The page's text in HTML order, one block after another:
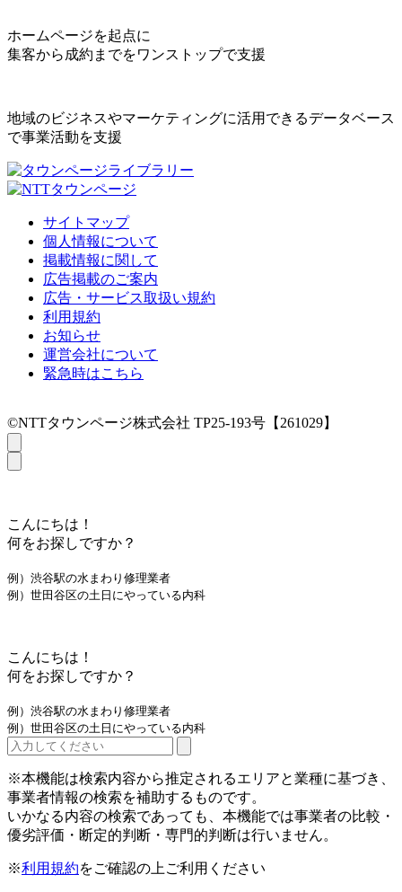
ホームページを起点に
集客から成約までをワンストップで支援
地域のビジネスやマーケティングに活用できるデータベース
で事業活動を支援
サイトマップ
個人情報について
掲載情報に関して
広告掲載のご案内
広告・サービス取扱い規約
利用規約
お知らせ
運営会社について
緊急時はこちら
©NTTタウンページ株式会社 TP25-193号【261029】
こんにちは！
何をお探しですか？
例）渋谷駅の水まわり修理業者
例）世田谷区の土日にやっている内科
こんにちは！
何をお探しですか？
例）渋谷駅の水まわり修理業者
例）世田谷区の土日にやっている内科
※本機能は検索内容から推定されるエリアと業種に基づき、
事業者情報の検索を補助するものです。
いかなる内容の検索であっても、本機能では事業者の比較・
優劣評価・断定的判断・専門的判断は行いません。
※利用規約をご確認の上ご利用ください